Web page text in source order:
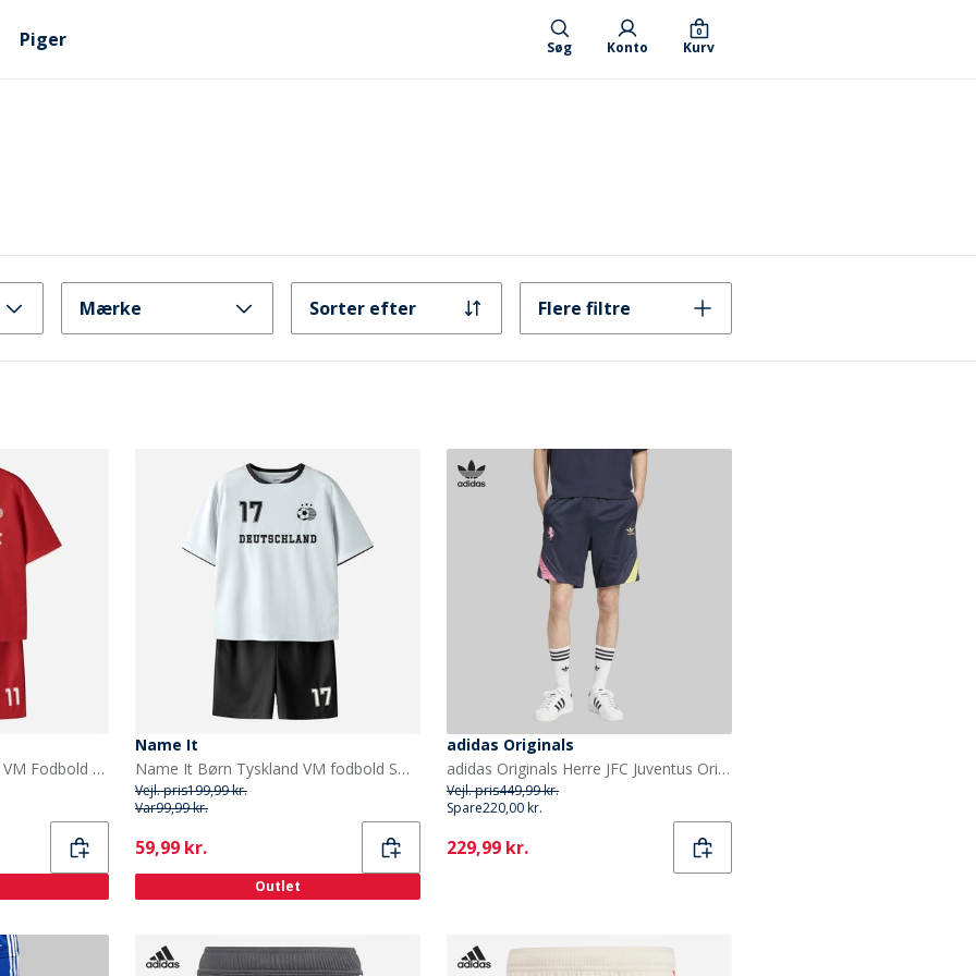
Piger Søg Konto Kurv
0
Mærke Sorter efter Flere filtre
Name It Børne Danmark VM Fodbold Sæt True Red Denmark
Name It
Name It Børn Tyskland VM fodbold Sæt Bright White Germany
Vejl. pris199,99 kr.
Var99,99 kr.
Current
59,99 kr.
Outlet
adidas Originals
adidas Originals Herre JFC Juventus Originals Shorts Legend Ink
Vejl. pris449,99 kr.
Spare220,00 kr.
Current
229,99 kr.